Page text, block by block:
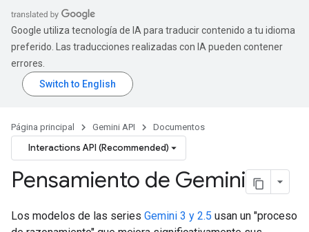
Google utiliza tecnología de IA para traducir contenido a tu idioma
preferido. Las traducciones realizadas con IA pueden contener
errores.
Página principal Gemini API Documentos
Interactions API (Recommended)
Pensamiento de Gemini
Los modelos de las series Gemini 3 y 2.5 usan un "proceso